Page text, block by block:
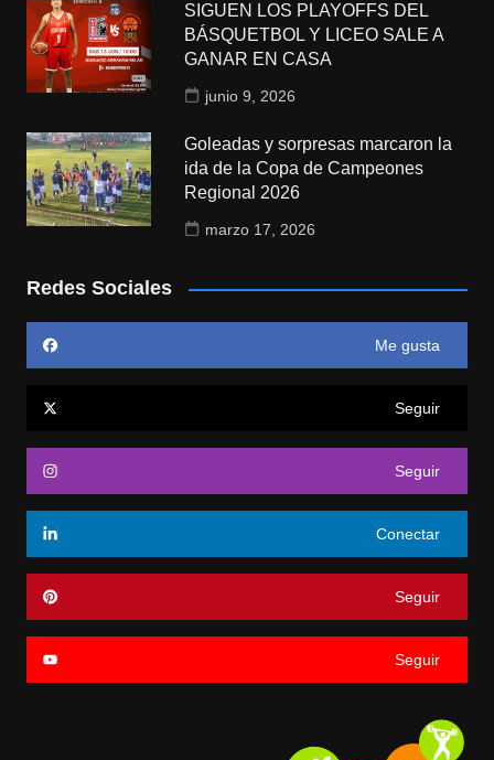
SIGUEN LOS PLAYOFFS DEL
BÁSQUETBOL Y LICEO SALE A
GANAR EN CASA
junio 9, 2026
Goleadas y sorpresas marcaron la
ida de la Copa de Campeones
Regional 2026
marzo 17, 2026
Redes Sociales
Me gusta
Seguir
Seguir
Conectar
Seguir
Seguir